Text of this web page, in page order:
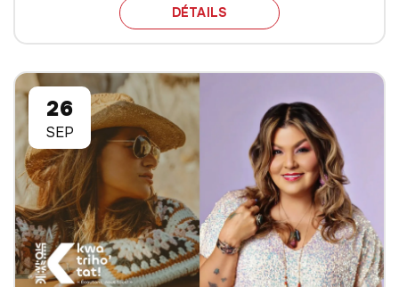
DÉTAILS SPECTACLE EADSÉ
26
SEP